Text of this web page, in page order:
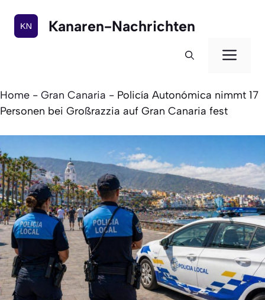
Inhalt
springen
Kanaren-Nachrichten
Home - Gran Canaria - Policía Autonómica nimmt 17
Personen bei Großrazzia auf Gran Canaria fest